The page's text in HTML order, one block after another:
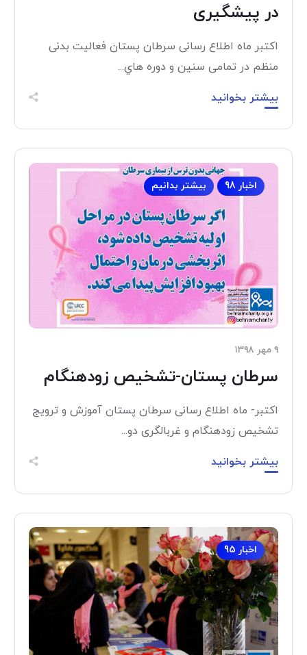
در پیشگیری
اکتبر ماه اطلاع رسانی سرطان پستان فعاليت بدنی
منظم در تمامی سنين و دوره هاي...
بیشتر بخوانید
اخبار 98 بیشتر بدانیم
۹ مهر ۱۳۹۸
سرطان پستان-تشخیص زودهنگام
اکتبر- ماه اطلاع رسانی سرطان پستان آموزش و ترویج
تشخیص زودهنگام و غربالگری دو...
بیشتر بخوانید
اخبار 95